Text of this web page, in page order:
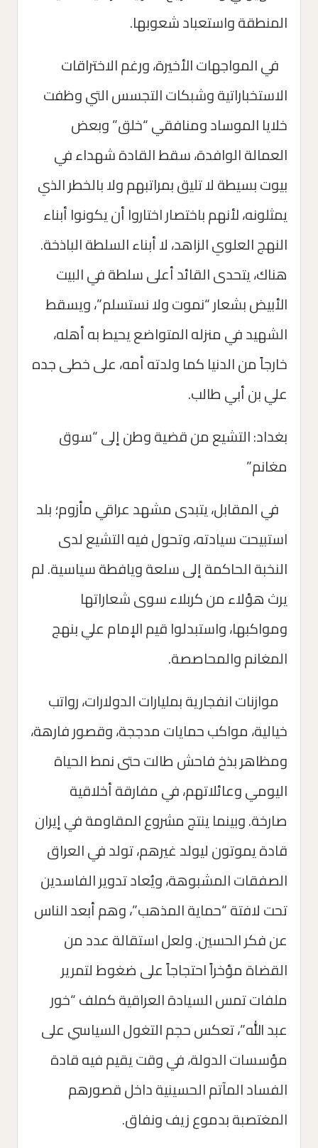
المنطقة واستعباد شعوبها.
في المواجهات الأخيرة، ورغم الاختراقات
الاستخباراتية وشبكات التجسس التي وظفت
خلايا الموساد ومنافقي “خلق” وبعض
العمالة الوافدة، سقط القادة شهداء في
بيوت بسيطة لا تليق بمراتبهم ولا بالخطر الذي
يمثلونه، لأنهم باختصار اختاروا أن يكونوا أبناء
النهج العلوي الزاهد، لا أبناء السلطة الباذخة.
هناك، يتحدى القائد أعلى سلطة في البيت
الأبيض بشعار “نموت ولا نستسلم”، ويسقط
الشهيد في منزله المتواضع يحيط به أهله،
خارجاً من الدنيا كما ولدته أمه، على خطى جده
علي بن أبي طالب.
بغداد: التشيع من قضية وطن إلى “سوق
مغانم”
في المقابل، يتبدى مشهد عراقي مأزوم؛ بلد
استبيحت سيادته، وتحول فيه التشيع لدى
النخبة الحاكمة إلى سلعة ويافطة سياسية. لم
يرث هؤلاء من كربلاء سوى شعاراتها
ومواكبها، واستبدلوا قيم الإمام علي بنهج
المغانم والمحاصصة.
موازنات انفجارية بمليارات الدولارات، رواتب
خيالية، مواكب حمايات مدججة، وقصور فارهة،
ومظاهر بذخ فاحش طالت حتى نمط الحياة
اليومي وعائلاتهم، في مفارقة أخلاقية
صارخة. وبينما ينتج مشروع المقاومة في إيران
قادة يموتون ليولد غيرهم، تولد في العراق
الصفقات المشبوهة، ويُعاد تدوير الفاسدين
تحت لافتة “حماية المذهب”، وهم أبعد الناس
عن فكر الحسين. ولعل استقالة عدد من
القضاة مؤخراً احتجاجاً على ضغوط لتمرير
ملفات تمس السيادة العراقية كملف “خور
عبد الله”، تعكس حجم التغول السياسي على
مؤسسات الدولة، في وقت يقيم فيه قادة
الفساد المآتم الحسينية داخل قصورهم
المغتصبة بدموع زيف ونفاق.